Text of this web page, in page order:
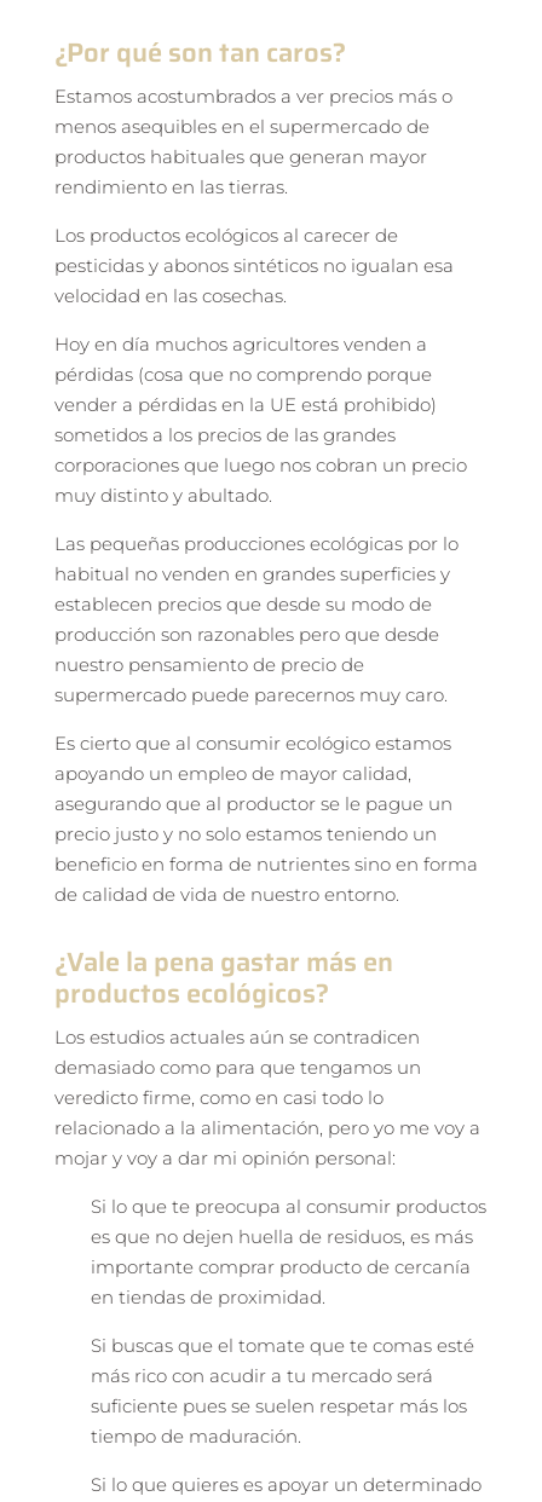
¿Por qué son tan caros?
Estamos acostumbrados a ver precios más o
menos asequibles en el supermercado de
productos habituales que generan mayor
rendimiento en las tierras.
Los productos ecológicos al carecer de
pesticidas y abonos sintéticos no igualan esa
velocidad en las cosechas.
Hoy en día muchos agricultores venden a
pérdidas (cosa que no comprendo porque
vender a pérdidas en la UE está prohibido)
sometidos a los precios de las grandes
corporaciones que luego nos cobran un precio
muy distinto y abultado.
Las pequeñas producciones ecológicas por lo
habitual no venden en grandes superficies y
establecen precios que desde su modo de
producción son razonables pero que desde
nuestro pensamiento de precio de
supermercado puede parecernos muy caro.
Es cierto que al consumir ecológico estamos
apoyando un empleo de mayor calidad,
asegurando que al productor se le pague un
precio justo y no solo estamos teniendo un
beneficio en forma de nutrientes sino en forma
de calidad de vida de nuestro entorno.
¿Vale la pena gastar más en
productos ecológicos?
Los estudios actuales aún se contradicen
demasiado como para que tengamos un
veredicto firme, como en casi todo lo
relacionado a la alimentación, pero yo me voy a
mojar y voy a dar mi opinión personal:
Si lo que te preocupa al consumir productos
es que no dejen huella de residuos, es más
importante comprar producto de cercanía
en tiendas de proximidad.
Si buscas que el tomate que te comas esté
más rico con acudir a tu mercado será
suficiente pues se suelen respetar más los
tiempo de maduración.
Si lo que quieres es apoyar un determinado